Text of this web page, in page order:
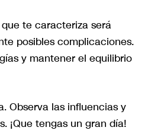
te caracteriza será
posibles complicaciones.
y mantener el equilibrio
Observa las influencias y
¡Que tengas un gran día!